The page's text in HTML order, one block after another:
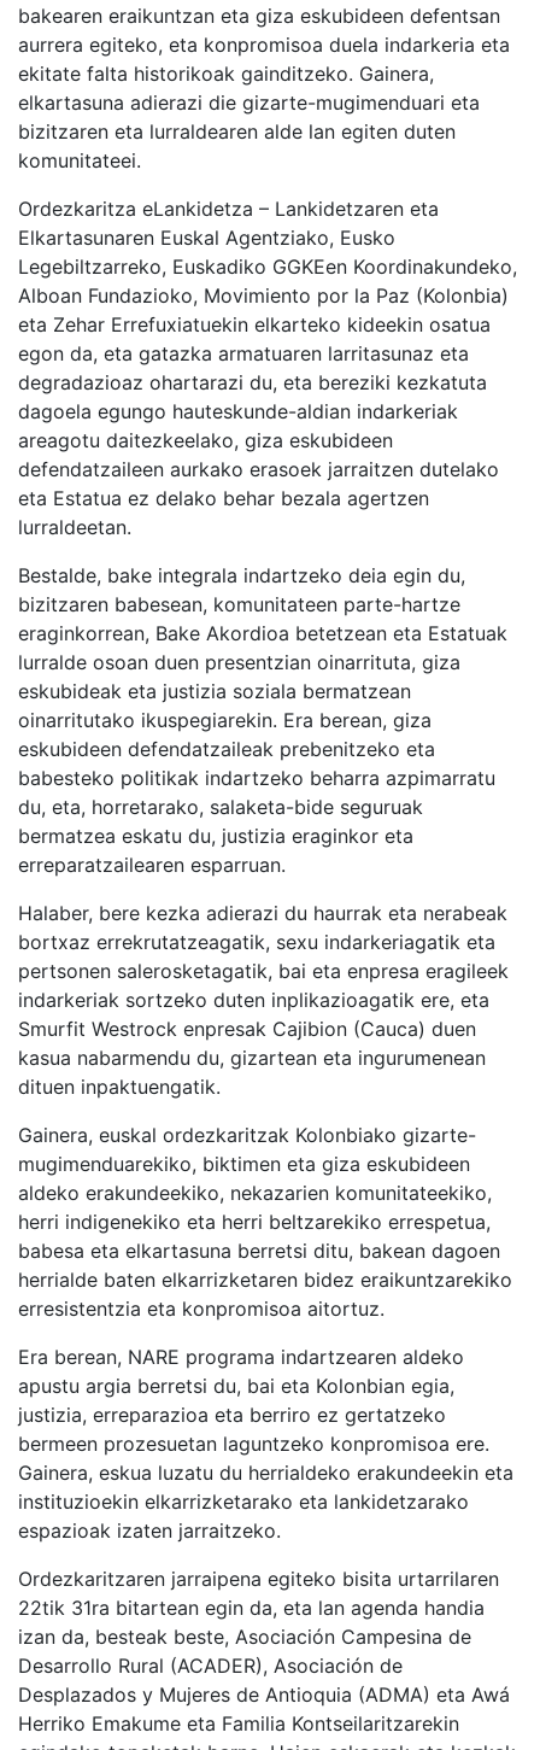
bakearen eraikuntzan eta giza eskubideen defentsan
aurrera egiteko, eta konpromisoa duela indarkeria eta
ekitate falta historikoak gainditzeko. Gainera,
elkartasuna adierazi die gizarte-mugimenduari eta
bizitzaren eta lurraldearen alde lan egiten duten
komunitateei.
Ordezkaritza eLankidetza – Lankidetzaren eta
Elkartasunaren Euskal Agentziako, Eusko
Legebiltzarreko, Euskadiko GGKEen Koordinakundeko,
Alboan Fundazioko, Movimiento por la Paz (Kolonbia)
eta Zehar Errefuxiatuekin elkarteko kideekin osatua
egon da, eta gatazka armatuaren larritasunaz eta
degradazioaz ohartarazi du, eta bereziki kezkatuta
dagoela egungo hauteskunde-aldian indarkeriak
areagotu daitezkeelako, giza eskubideen
defendatzaileen aurkako erasoek jarraitzen dutelako
eta Estatua ez delako behar bezala agertzen
lurraldeetan.
Bestalde, bake integrala indartzeko deia egin du,
bizitzaren babesean, komunitateen parte-hartze
eraginkorrean, Bake Akordioa betetzean eta Estatuak
lurralde osoan duen presentzian oinarrituta, giza
eskubideak eta justizia soziala bermatzean
oinarritutako ikuspegiarekin. Era berean, giza
eskubideen defendatzaileak prebenitzeko eta
babesteko politikak indartzeko beharra azpimarratu
du, eta, horretarako, salaketa-bide seguruak
bermatzea eskatu du, justizia eraginkor eta
erreparatzailearen esparruan.
Halaber, bere kezka adierazi du haurrak eta nerabeak
bortxaz errekrutatzeagatik, sexu indarkeriagatik eta
pertsonen salerosketagatik, bai eta enpresa eragileek
indarkeriak sortzeko duten inplikazioagatik ere, eta
Smurfit Westrock enpresak Cajibion (Cauca) duen
kasua nabarmendu du, gizartean eta ingurumenean
dituen inpaktuengatik.
Gainera, euskal ordezkaritzak Kolonbiako gizarte-
mugimenduarekiko, biktimen eta giza eskubideen
aldeko erakundeekiko, nekazarien komunitateekiko,
herri indigenekiko eta herri beltzarekiko errespetua,
babesa eta elkartasuna berretsi ditu, bakean dagoen
herrialde baten elkarrizketaren bidez eraikuntzarekiko
erresistentzia eta konpromisoa aitortuz.
Era berean, NARE programa indartzearen aldeko
apustu argia berretsi du, bai eta Kolonbian egia,
justizia, erreparazioa eta berriro ez gertatzeko
bermeen prozesuetan laguntzeko konpromisoa ere.
Gainera, eskua luzatu du herrialdeko erakundeekin eta
instituzioekin elkarrizketarako eta lankidetzarako
espazioak izaten jarraitzeko.
Ordezkaritzaren jarraipena egiteko bisita urtarrilaren
22tik 31ra bitartean egin da, eta lan agenda handia
izan da, besteak beste, Asociación Campesina de
Desarrollo Rural (ACADER), Asociación de
Desplazados y Mujeres de Antioquia (ADMA) eta Awá
Herriko Emakume eta Familia Kontseilaritzarekin